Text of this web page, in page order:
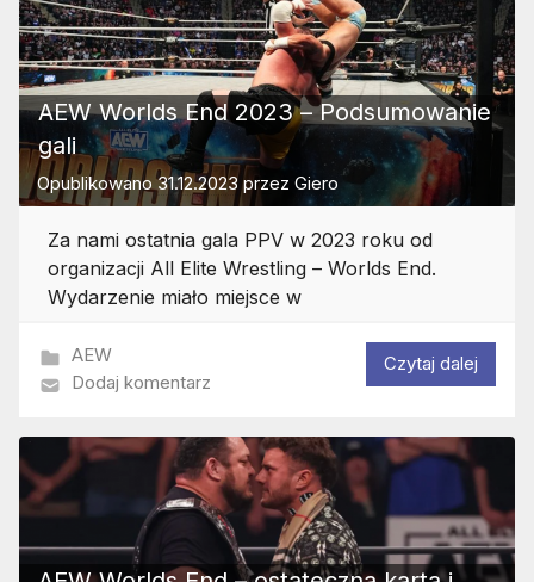
AEW Worlds End 2023 – Podsumowanie
gali
Opublikowano31.12.2023przez Giero
Za nami ostatnia gala PPV w 2023 roku od
organizacji All Elite Wrestling – Worlds End.
Wydarzenie miało miejsce w
AEW
Dodaj komentarz
Czytaj dalej